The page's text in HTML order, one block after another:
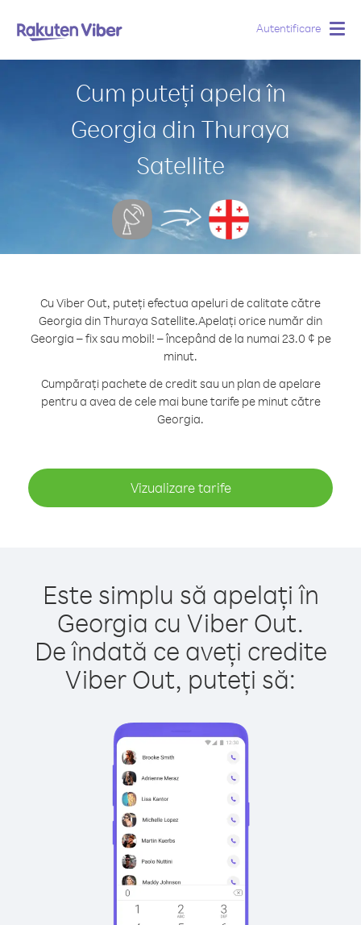
Autentificare
Cum puteți apela în
Georgia din Thuraya
Satellite
Cu Viber Out, puteți efectua apeluri de calitate către
Georgia din Thuraya Satellite.Apelați orice număr din
Georgia – fix sau mobil! – începând de la numai 23.0 ¢ pe
minut.
Cumpărați pachete de credit sau un plan de apelare
pentru a avea de cele mai bune tarife pe minut către
Georgia.
Vizualizare tarife
Este simplu să apelați în
Georgia cu Viber Out.
De îndată ce aveți credite
Viber Out, puteți să: